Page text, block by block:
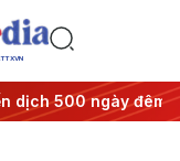
TTXVN
dịch 500 ngày đêm